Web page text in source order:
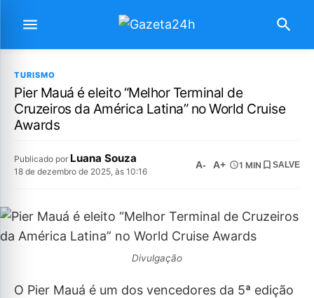
TURISMO
Pier Mauá é eleito “Melhor Terminal de
Cruzeiros da América Latina” no World Cruise
Awards
Publicado por Luana Souza
18 de dezembro de 2025, às 10:16
A- A+ 1 MIN SALVE
Divulgação
O Pier Mauá é um dos vencedores da 5ª edição